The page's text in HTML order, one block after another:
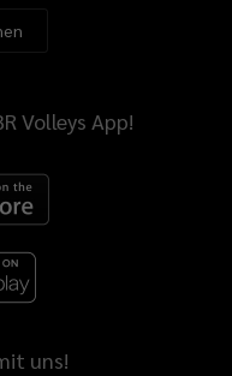
Volleys App!
uns!